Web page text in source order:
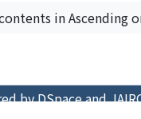
in Ascending
by DSpace and